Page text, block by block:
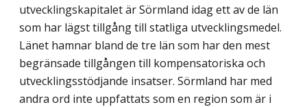
utvecklingskapitalet är Sörmland idag ett av de län
som har lägst tillgång till statliga utvecklingsmedel.
Länet hamnar bland de tre län som har den mest
begränsade tillgången till kompensatoriska och
utvecklingsstödjande insatser. Sörmland har med
andra ord inte uppfattats som en region som är i